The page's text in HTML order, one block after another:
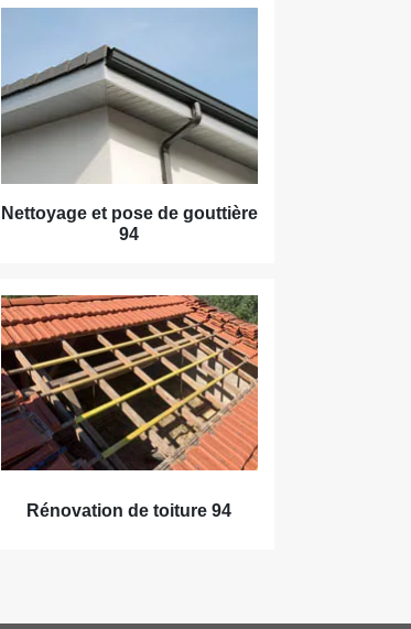
Nettoyage et pose de gouttière
94
Rénovation de toiture 94